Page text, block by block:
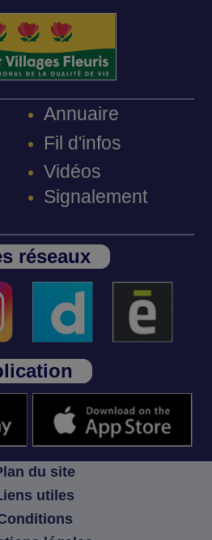
Annuaire
Fil d'infos
Vidéos
Signalement
réseaux
du site
utiles